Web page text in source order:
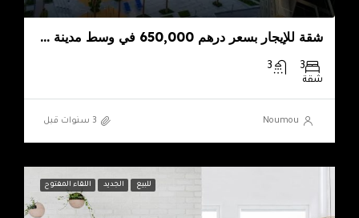
شقة للإيجار بسعر درهم 650,000 في وسط مدينة دبي – نمو العقارية
3
3
شقة
Noumou
للبيع الجديد اللقاء المفتوح